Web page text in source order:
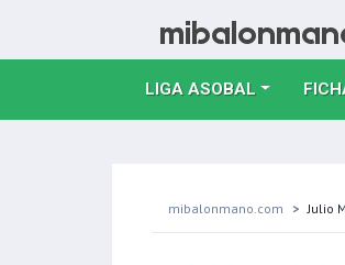
LIGA ASOBAL
mibalonmano.com Julio